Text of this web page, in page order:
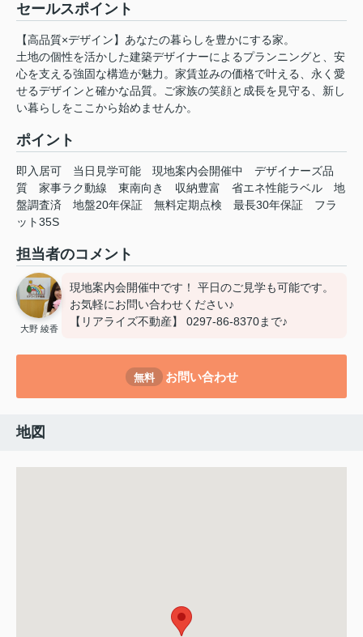
セールスポイント
【高品質×デザイン】あなたの暮らしを豊かにする家。
土地の個性を活かした建築デザイナーによるプランニングと、安
心を支える強固な構造が魅力。家賃並みの価格で叶える、永く愛
せるデザインと確かな品質。ご家族の笑顔と成長を見守る、新し
い暮らしをここから始めませんか。
ポイント
即入居可 当日見学可能 現地案内会開催中
デザイナーズ品
質
家事ラク動線 東南向き 収納豊富 省エネ性能ラベル
地
盤調査済
地盤20年保証 無料定期点検 最長30年保証
フラ
ット35S
担当者のコメント
大野 綾香
現地案内会開催中です！ 平日のご見学も可能です。
お気軽にお問い合わせください♪
【リアライズ不動産】 0297-86-8370まで♪
無料 お問い合わせ
地図